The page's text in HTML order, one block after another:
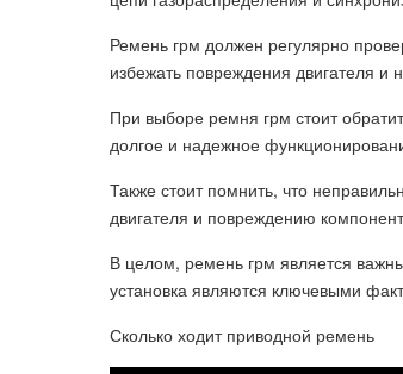
Ремень грм должен регулярно
избежать повреждения двигателя и
При выборе ремня грм стоит
долгое и надежное
Также стоит помнить, что
двигателя и повреждению
В целом, ремень грм является
установка являются ключевыми
Сколько ходит приводной ремень